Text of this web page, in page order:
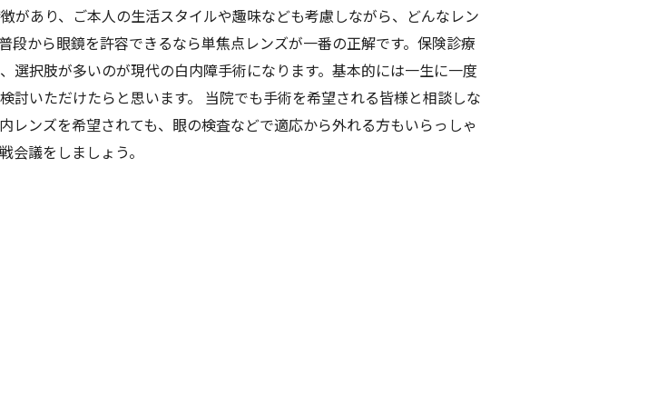
があり、ご本人の生活スタイルや趣味なども考慮しながら、どんなレン
から眼鏡を許容できるなら単焦点レンズが一番の正解です。保険診療
選択肢が多いのが現代の白内障手術になります。基本的には一生に一度
討いただけたらと思います。 当院でも手術を希望される皆様と相談しな
ンズを希望されても、眼の検査などで適応から外れる方もいらっしゃ
会議をしましょう。